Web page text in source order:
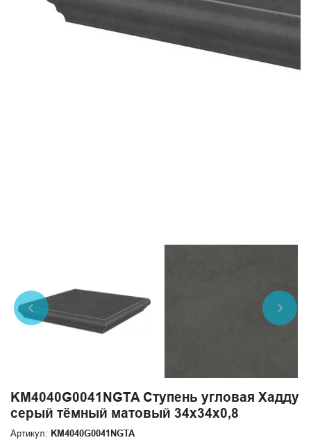
KM4040G0041NGTA Ступень угловая Хадду
серый тёмный матовый 34x34x0,8
Артикул: KM4040G0041NGTA